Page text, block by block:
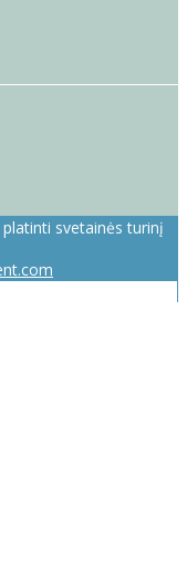
svetainės turinį